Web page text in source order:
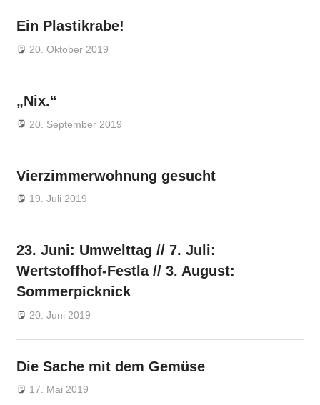
Ein Plastikrabe!
20. Oktober 2019
„Nix.“
20. September 2019
Vierzimmerwohnung gesucht
19. Juli 2019
23. Juni: Umwelttag // 7. Juli:
Wertstoffhof-Festla // 3. August:
Sommerpicknick
20. Juni 2019
Die Sache mit dem Gemüse
17. Mai 2019